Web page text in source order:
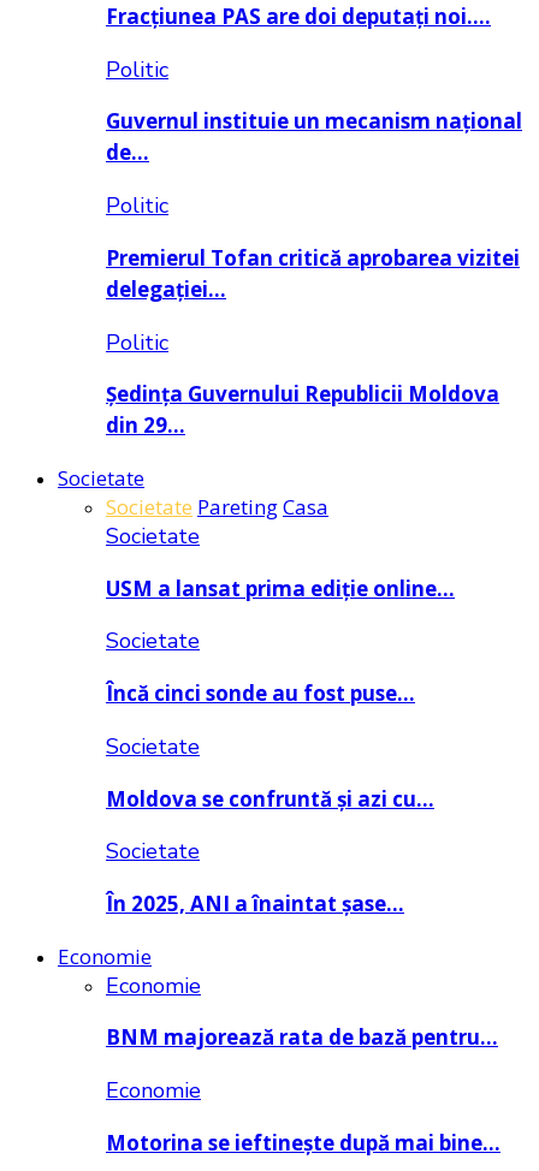
Fracțiunea PAS are doi deputați noi….
Politic
Guvernul instituie un mecanism național
de…
Politic
Premierul Tofan critică aprobarea vizitei
delegației…
Politic
Ședința Guvernului Republicii Moldova
din 29…
Societate
Societate ParetingCasa
Societate
USM a lansat prima ediție online…
Societate
Încă cinci sonde au fost puse…
Societate
Moldova se confruntă și azi cu…
Societate
În 2025, ANI a înaintat șase…
Economie
Economie
BNM majorează rata de bază pentru…
Economie
Motorina se ieftinește după mai bine…